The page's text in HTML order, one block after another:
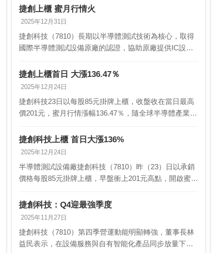
出，捷創不僅搭上AI與高效能晶片測試需求成長，更…
捷創上櫃 蜜月行情火
2025年12月31日
捷創科技（7810）長期以半導體測試技術為核心，取得
國際半導體測試設備原廠的認證，協助原廠提供IC設計
價格每股85元正式上櫃掛牌，昨（30）日收在2…
捷創上櫃首日 大漲136.47％
2025年12月24日
捷創科技23日以每股85元掛牌上櫃，收盤收在當日最高
價201元，蜜月行情漲幅136.47％，隨全球半導體產業自
需求快速擴大，帶動先進封裝與測試需求…
捷創科技上櫃 首日大漲136%
2025年12月24日
半導體測試設備廠捷創科技（7810）昨（23）日以承銷
價格每股85元掛牌上櫃，早盤衝上201元高點，開啟蜜月
136.5%，中籤者最高獲利11.6萬元。…
捷創科技：Q4迎最強季度
2025年11月27日
捷創科技（7810）第四季營運動能明顯轉強，董事長林
益民表示，在設備服務與自有智能化產品同步放量下，